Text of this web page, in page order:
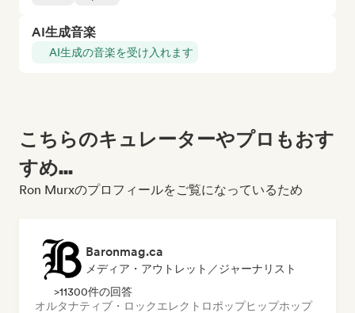
AI生成音楽
AI生成の音楽を受け入れます
こちらのキュレーターやプロもおす
すめ...
Ron Murxのプロフィールをご覧になっているため
Baronmag.ca
メディア・アウトレット／ジャーナリスト
>11300件の回答
オルタナティブ・ロックエレクトロポップヒップホップ